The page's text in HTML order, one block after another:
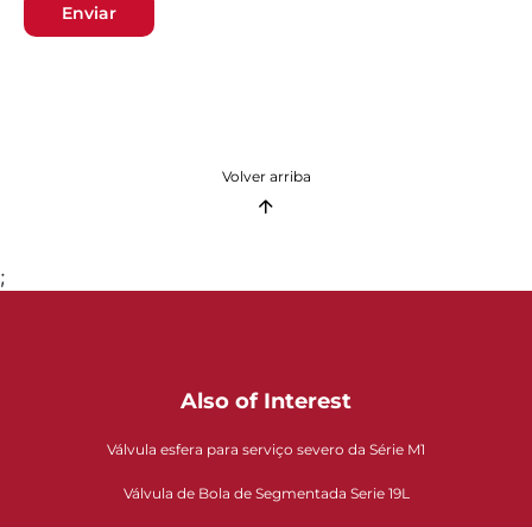
Enviar
Volver arriba
;
Also of Interest
Válvula esfera para serviço severo da Série M1
Válvula de Bola de Segmentada Serie 19L